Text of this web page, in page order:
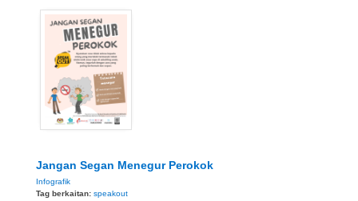
Jangan Segan Menegur Perokok
Infografik
Tag berkaitan: speakout